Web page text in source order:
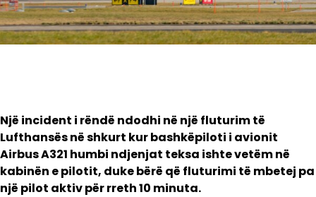
Një incident i rëndë ndodhi në një fluturim të
Lufthansës në shkurt kur bashkëpiloti i avionit
Airbus A321 humbi ndjenjat teksa ishte vetëm në
kabinën e pilotit, duke bërë që fluturimi të mbetej pa
një pilot aktiv për rreth 10 minuta.